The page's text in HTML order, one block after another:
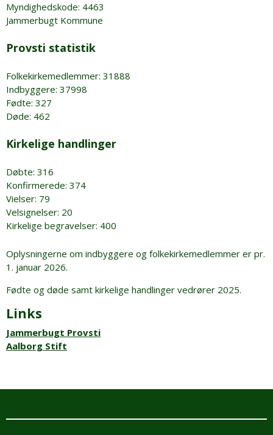
Myndighedskode: 4463
Jammerbugt Kommune
Provsti statistik
Folkekirkemedlemmer: 31888
Indbyggere: 37998
Fødte: 327
Døde: 462
Kirkelige handlinger
Døbte: 316
Konfirmerede: 374
Vielser: 79
Velsignelser: 20
Kirkelige begravelser: 400
Oplysningerne om indbyggere og folkekirkemedlemmer er pr.
1. januar 2026.
Fødte og døde samt kirkelige handlinger vedrører 2025.
Links
Jammerbugt Provsti
Aalborg Stift